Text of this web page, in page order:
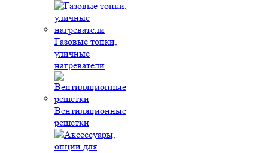
Газовые топки,
уличные
нагреватели
Вентиляционные
решетки